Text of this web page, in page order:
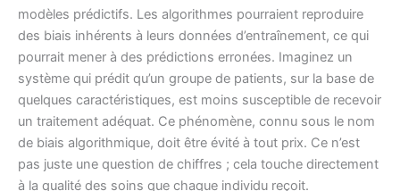
modèles prédictifs. Les algorithmes pourraient reproduire
des biais inhérents à leurs données d’entraînement, ce qui
pourrait mener à des prédictions erronées. Imaginez un
système qui prédit qu’un groupe de patients, sur la base de
quelques caractéristiques, est moins susceptible de recevoir
un traitement adéquat. Ce phénomène, connu sous le nom
de biais algorithmique, doit être évité à tout prix. Ce n’est
pas juste une question de chiffres ; cela touche directement
à la qualité des soins que chaque individu reçoit.